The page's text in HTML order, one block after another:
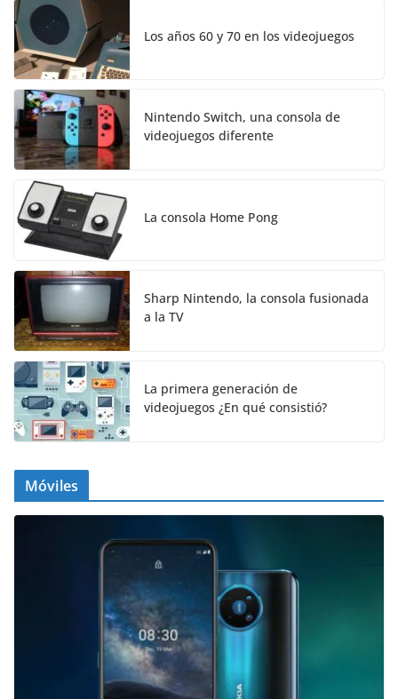
Los años 60 y 70 en los videojuegos
Nintendo Switch, una consola de
videojuegos diferente
La consola Home Pong
Sharp Nintendo, la consola fusionada
a la TV
La primera generación de
videojuegos ¿En qué consistió?
Móviles